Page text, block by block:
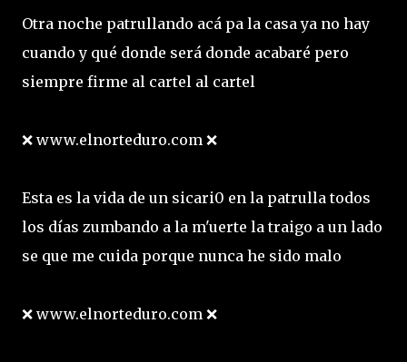
Otra noche patrullando acá pa la casa ya no hay
cuando y qué donde será donde acabaré pero
siempre firme al cartel al cartel
❌ www.elnorteduro.com ❌
Esta es la vida de un sicari0 en la patrulla todos
los días zumbando a la m'uerte la traigo a un lado
se que me cuida porque nunca he sido malo
❌ www.elnorteduro.com ❌